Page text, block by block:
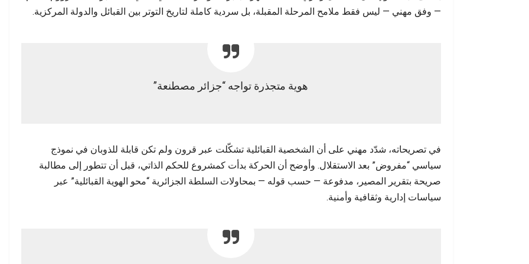
— وفق مهني — ليس فقط ملامح المرحلة المقبلة، بل سردية كاملة لتاريخ التوتر بين القبائل والدولة المركزية.
هوية متجذرة تواجه “جزائر مصطنعة”
في تصريحاته، شدّد مهني على أن الشخصية القبائلية تشكّلت عبر قرون ولم تكن قابلة للذوبان في نموذج
سياسي “مفروض” بعد الاستقلال. وأوضح أن الحركة بدأت كمشروع للحكم الذاتي، قبل أن تتطور إلى مطالبة
صريحة بتقرير المصير، مدفوعة — حسب قوله — بمحاولات السلطة الجزائرية “محو الهوية القبائلية” عبر
سياسات إدارية وثقافية وأمنية.
أحداث سبتة عن التحولات…
جودة الخدمات معيارًا…